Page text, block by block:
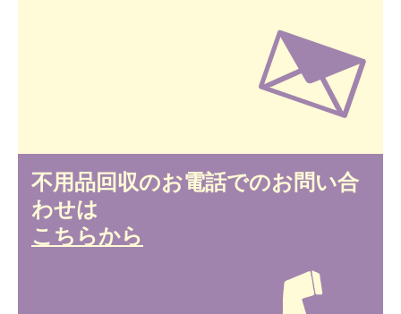
不用品回収のお電話でのお問い合
わせは
こちらから